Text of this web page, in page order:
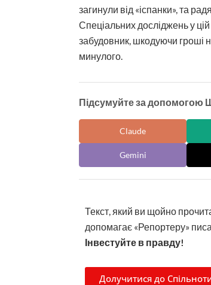
загинули від «іспанки», та
Спеціальних досліджень у
забудовник, шкодуючи гроші
минулого.
Підсумуйте за допомогою
Claude
Gemini
Текст, який ви щойно
допомагає «Репортеру»
Інвестуйте в правду!
Долучитися до